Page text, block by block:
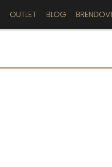
OUTLET BLOG BRENDOVI